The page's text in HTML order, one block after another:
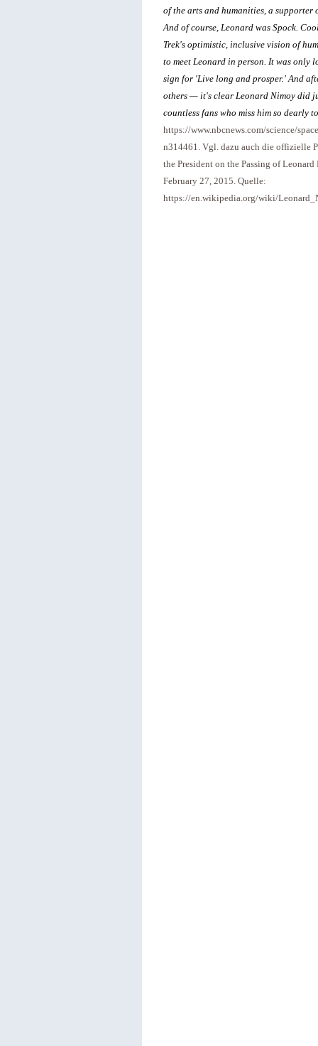
of the arts and humanities, a supporter
And of course, Leonard was Spock.
Trek's optimistic, inclusive vision of
to meet Leonard in person. It was only
sign for 'Live long and prosper.' And
others — it's clear Leonard Nimoy did
countless fans who miss him so dearly
https://www.nbcnews.com/science/
n314461. Vgl. dazu auch die offizielle
the President on the Passing of
February 27, 2015. Quelle:
https://en.wikipedia.org/wiki/